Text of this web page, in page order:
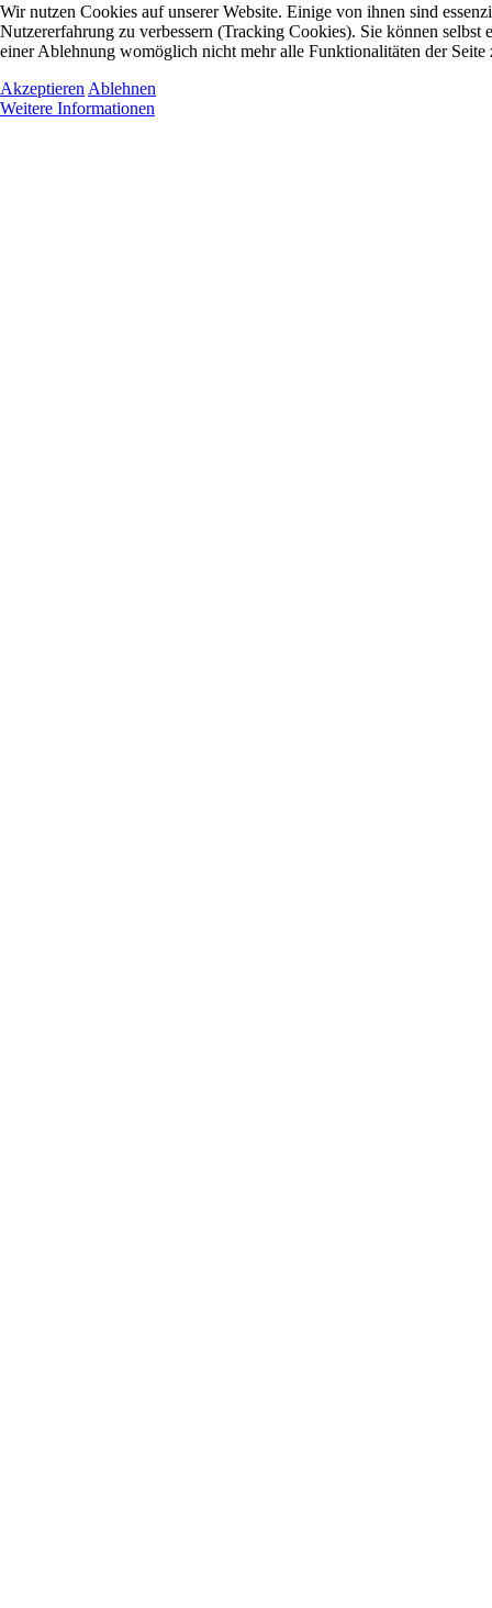
Wir nutzen Cookies auf unserer Website. Einige von ihnen sind
Nutzererfahrung zu verbessern (Tracking Cookies). Sie können selbst
einer Ablehnung womöglich nicht mehr alle Funktionalitäten der Seite
Akzeptieren Ablehnen
Weitere Informationen